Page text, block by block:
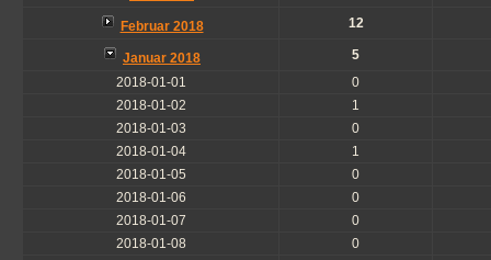
Februar 2018 12
Januar 2018
5
2018-01-01
0
2018-01-02
1
2018-01-03
0
2018-01-04
1
2018-01-05
0
2018-01-06
0
2018-01-07
0
2018-01-08
0